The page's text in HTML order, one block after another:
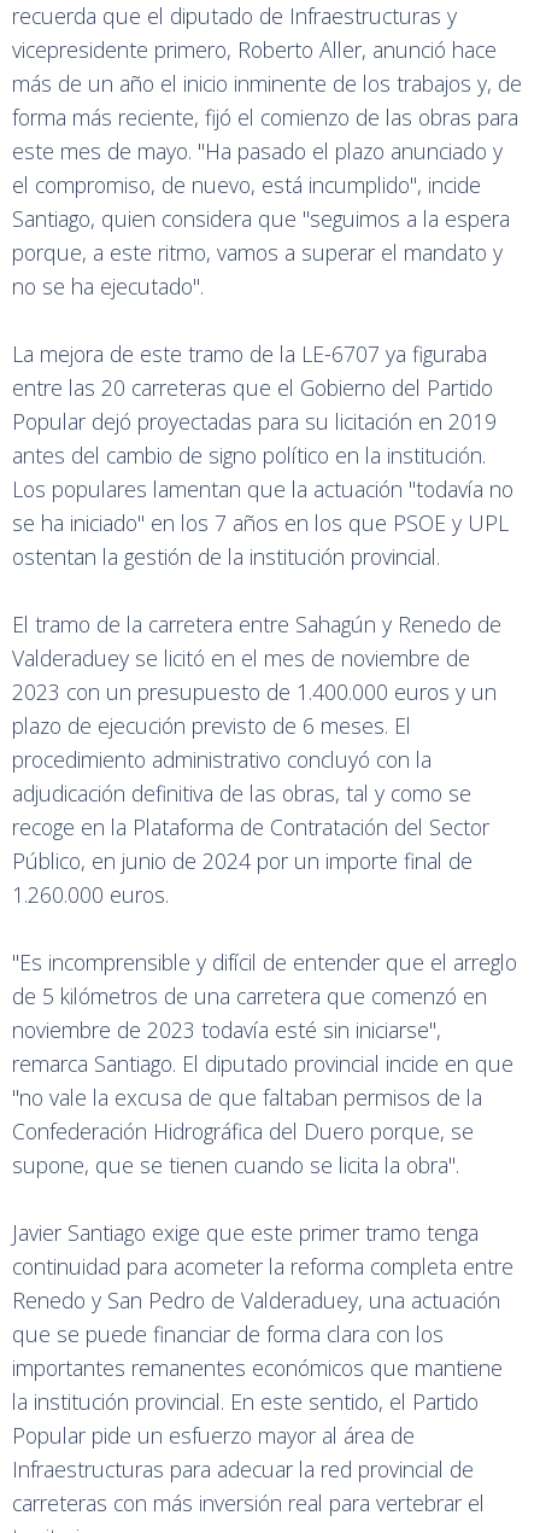
recuerda que el diputado de Infraestructuras y
vicepresidente primero, Roberto Aller, anunció hace
más de un año el inicio inminente de los trabajos y, de
forma más reciente, fijó el comienzo de las obras para
este mes de mayo. "Ha pasado el plazo anunciado y
el compromiso, de nuevo, está incumplido", incide
Santiago, quien considera que "seguimos a la espera
porque, a este ritmo, vamos a superar el mandato y
no se ha ejecutado".
La mejora de este tramo de la LE-6707 ya figuraba
entre las 20 carreteras que el Gobierno del Partido
Popular dejó proyectadas para su licitación en 2019
antes del cambio de signo político en la institución.
Los populares lamentan que la actuación "todavía no
se ha iniciado" en los 7 años en los que PSOE y UPL
ostentan la gestión de la institución provincial.
El tramo de la carretera entre Sahagún y Renedo de
Valderaduey se licitó en el mes de noviembre de
2023 con un presupuesto de 1.400.000 euros y un
plazo de ejecución previsto de 6 meses. El
procedimiento administrativo concluyó con la
adjudicación definitiva de las obras, tal y como se
recoge en la Plataforma de Contratación del Sector
Público, en junio de 2024 por un importe final de
1.260.000 euros.
"Es incomprensible y difícil de entender que el arreglo
de 5 kilómetros de una carretera que comenzó en
noviembre de 2023 todavía esté sin iniciarse",
remarca Santiago. El diputado provincial incide en que
"no vale la excusa de que faltaban permisos de la
Confederación Hidrográfica del Duero porque, se
supone, que se tienen cuando se licita la obra".
Javier Santiago exige que este primer tramo tenga
continuidad para acometer la reforma completa entre
Renedo y San Pedro de Valderaduey, una actuación
que se puede financiar de forma clara con los
importantes remanentes económicos que mantiene
la institución provincial. En este sentido, el Partido
Popular pide un esfuerzo mayor al área de
Infraestructuras para adecuar la red provincial de
carreteras con más inversión real para vertebrar el